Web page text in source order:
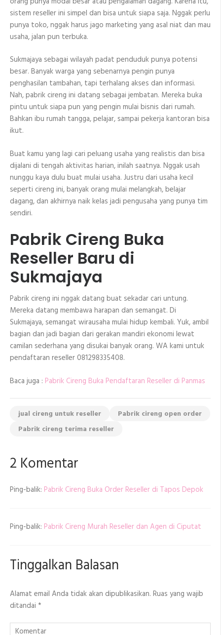
sistem reseller ini simpel dan bisa untuk siapa saja. Nggak perlu
punya toko, nggak harus jago marketing yang asal niat dan mau
usaha, jalan pun terbuka.
Sukmajaya sebagai wilayah padat penduduk punya potensi
besar. Banyak warga yang sebenarnya pengin punya
penghasilan tambahan, tapi terhalang akses dan informasi.
Nah, pabrik cireng ini datang sebagai jembatan. Mereka buka
pintu untuk siapa pun yang pengin mulai bisnis dari rumah.
Bahkan ibu rumah tangga, pelajar, sampai pekerja kantoran bisa
ikut.
Buat kamu yang lagi cari peluang usaha yang realistis dan bisa
dijalani di tengah aktivitas harian, inilah saatnya. Nggak usah
nunggu kaya dulu buat mulai usaha. Justru dari usaha kecil
seperti cireng ini, banyak orang mulai melangkah, belajar
dagang, dan akhirnya naik kelas jadi pengusaha yang punya tim
sendiri.
Pabrik Cireng Buka
Reseller Baru di
Sukmajaya
Pabrik cireng ini nggak datang buat sekadar cari untung.
Mereka datang membawa harapan dan semangat. Di
Sukmajaya, semangat wirausaha mulai hidup kembali. Yuk, ambil
bagian dan jadi bagian dari gerakan mandiri ekonomi lewat
camilan sederhana yang disukai banyak orang. WA kami untuk
pendaftaran reseller 081298335408.
Baca juga : Pabrik Cireng Buka Pendaftaran Reseller di Panmas
jual cireng untuk reseller
Pabrik cireng open order
Pabrik cireng terima reseller
2 Komentar
Ping-balik: Pabrik Cireng Buka Order Reseller di Tapos Depok
Ping-balik: Pabrik Cireng Murah Reseller dan Agen di Ciputat
Tinggalkan Balasan
Alamat email Anda tidak akan dipublikasikan. Ruas yang wajib
ditandai *
Komentar